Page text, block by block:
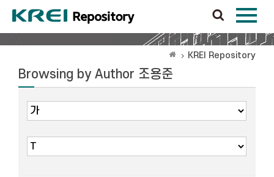
KREI Repository
Browsing by Author 조용준